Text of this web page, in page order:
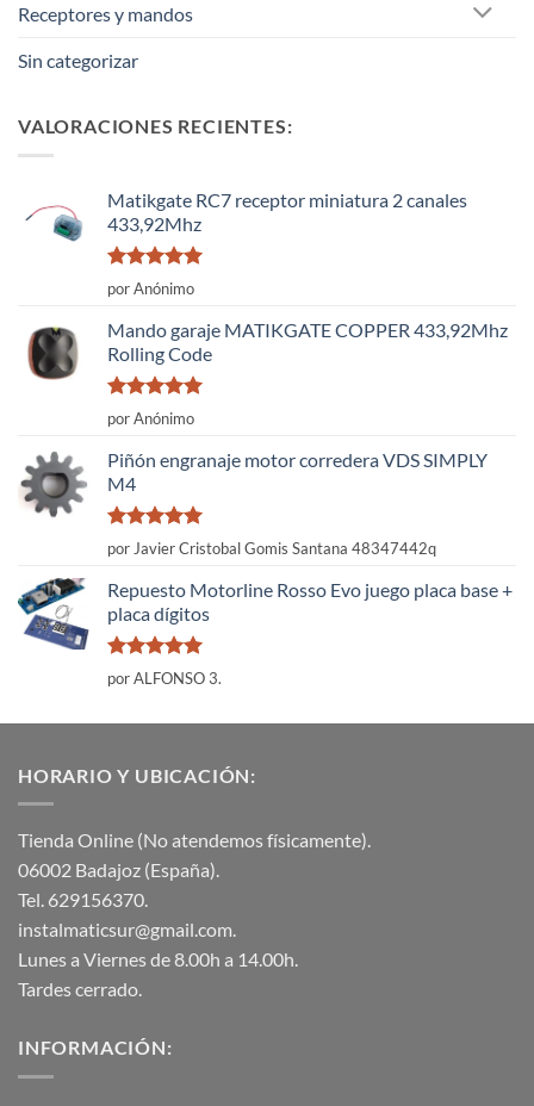
Receptores y mandos
Sin categorizar
VALORACIONES RECIENTES:
Matikgate RC7 receptor miniatura 2 canales
433,92Mhz
Valorado
con
por Anónimo
Mando garaje MATIKGATE COPPER 433,92Mhz
Rolling Code
Valorado
con
por Anónimo
Piñón engranaje motor corredera VDS SIMPLY
M4
Valorado
con
por Javier Cristobal Gomis Santana 48347442q
Repuesto Motorline Rosso Evo juego placa base +
placa dígitos
Valorado
con
por ALFONSO 3.
HORARIO Y UBICACIÓN:
Tienda Online (No atendemos físicamente).
06002 Badajoz (España).
Tel. 629156370.
instalmaticsur@gmail.com.
Lunes a Viernes de 8.00h a 14.00h.
Tardes cerrado.
INFORMACIÓN: